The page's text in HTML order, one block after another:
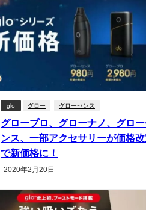
glo グロー グローセンス
グロープロ、グローナノ、グロー
ンス、一部アクセサリーが価格改
で新価格に！
2020年2月20日